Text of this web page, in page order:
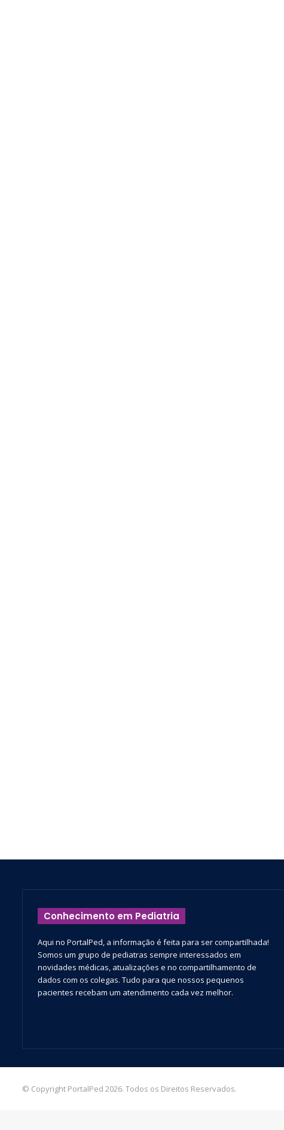
Conhecimento em Pediatria
Aqui no PortalPed, a informação é feita para ser compartilhada!
Somos um grupo de pediatras sempre interessados em
novidades médicas, atualizações e no compartilhamento de
dados com os colegas. Tudo para que nossos pequenos
pacientes recebam um atendimento cada vez melhor.
© Copyright PortalPed 2026. Todos os Direitos Reservados.